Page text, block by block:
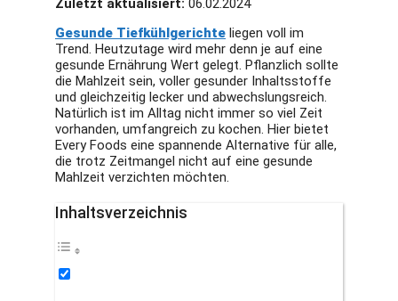
Zuletzt aktualisiert: 06.02.2024
Gesunde Tiefkühlgerichte liegen voll im
Trend. Heutzutage wird mehr denn je auf eine
gesunde Ernährung Wert gelegt. Pflanzlich sollte
die Mahlzeit sein, voller gesunder Inhaltsstoffe
und gleichzeitig lecker und abwechslungsreich.
Natürlich ist im Alltag nicht immer so viel Zeit
vorhanden, umfangreich zu kochen. Hier bietet
Every Foods eine spannende Alternative für alle,
die trotz Zeitmangel nicht auf eine gesunde
Mahlzeit verzichten möchten.
Inhaltsverzeichnis